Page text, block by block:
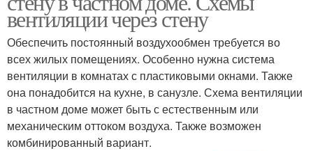
вентиляции через стену
Обеспечить постоянный воздухообмен требуется во
всех жилых помещениях. Особенно нужна система
вентиляции в комнатах с пластиковыми окнами. Также
она понадобится на кухне, в санузле. Схема вентиляции
в частном доме может быть с естественным или
механическим оттоком воздуха. Также возможен
комбинированный вариант.